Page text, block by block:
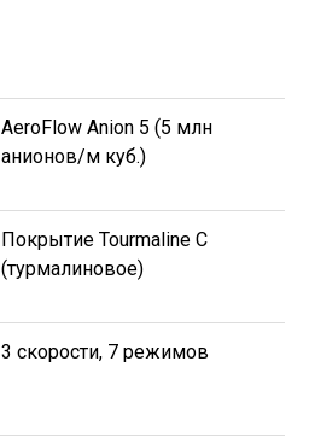
AeroFlow Anion 5 (5 млн
анионов/м куб.)
Покрытие Tourmaline C
(турмалиновое)
3 скорости, 7 режимов